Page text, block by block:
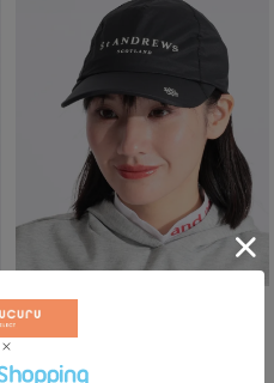
ップ